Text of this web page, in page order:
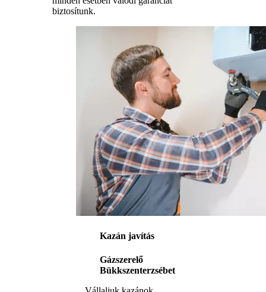
biztosítunk.
Kazán javítás
Gázszerelő
Bükkszenterzsébet